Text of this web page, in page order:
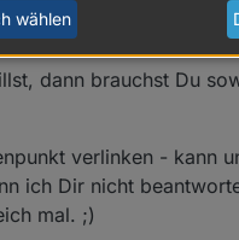
wenn Du es tun
dann brauchst Du
verlinken - kann
ich Dir nicht
mal. ;)
wählen